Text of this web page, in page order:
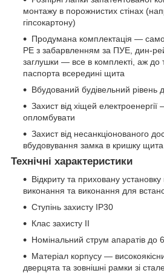
монтажу в порожнистих стінах
гіпсокартону)
Продумана комплектація —
PE з забарвленням за ПУЕ, дин-
заглушки — все в комплекті, аж до
паспорта всередині щита
Вбудований будівельний рівень
Захист від хіщей
опломбувати
Захист від несанкціонованого
вбудовування замка в кришку щита
Технічні характеристики
Відкриту та приховану
виконання та виконання для
Ступінь захисту IP30
Клас захисту II
Номінальний струм апаратів до
Матеріал корпусу —
дверцята та зовнішні рамки зі